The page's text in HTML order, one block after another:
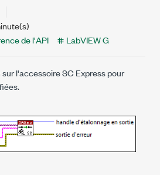
de l'API LabVIEW G
l'accessoire SC Express pour